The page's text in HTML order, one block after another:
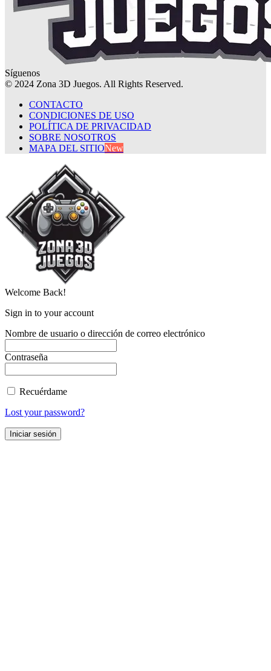
Síguenos
© 2024 Zona 3D Juegos. All Rights Reserved.
CONTACTO
CONDICIONES DE USO
POLÍTICA DE PRIVACIDAD
SOBRE NOSOTROS
MAPA DEL SITIONew
Welcome Back!
Sign in to your account
Nombre de usuario o dirección de correo electrónico
Contraseña
Recuérdame
Lost your password?